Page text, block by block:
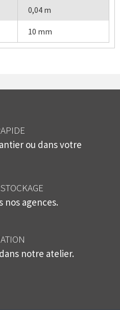
0,04 m
10 mm
ou dans votre
nos agences.
notre atelier.